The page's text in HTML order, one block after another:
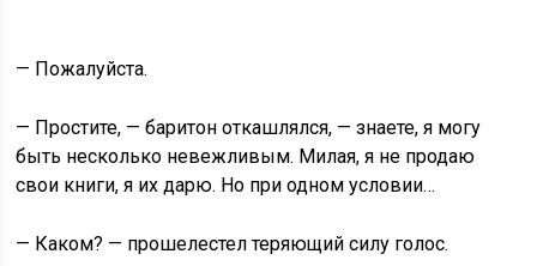
— Пожалуйста.
— Простите, — баритон откашлялся, — знаете, я могу
быть несколько невежливым. Милая, я не продаю
свои книги, я их дарю. Но при одном условии…
— Каком? — прошелестел теряющий силу голос.